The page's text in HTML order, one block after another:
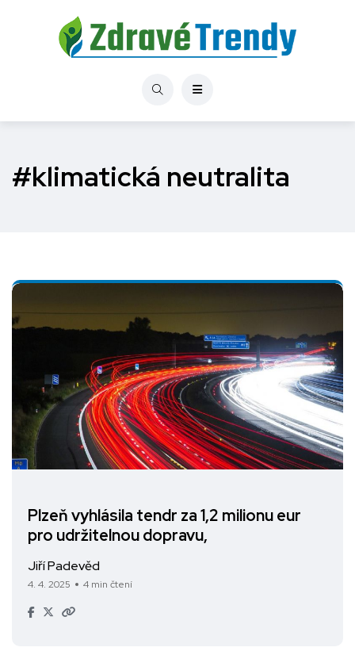
#klimatická neutralita
Plzeň vyhlásila tendr za 1,2 milionu eur
pro udržitelnou dopravu,
Jiří Padevěd
4. 4. 2025 4 min čtení